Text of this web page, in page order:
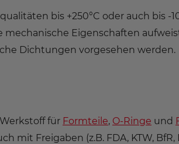
bis +250°C oder auch bis -
Eigenschaften
Dichtungen vorgesehen werden.
für Formteile, O-Ringe und
Freigaben (z.B. FDA, KTW, BfR,